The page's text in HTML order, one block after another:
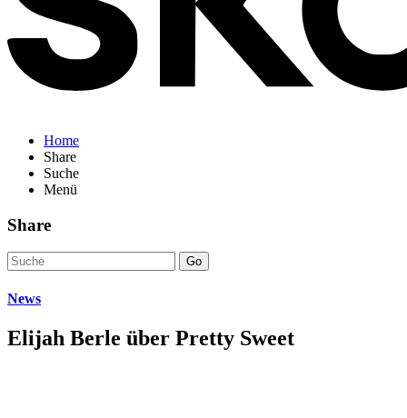
Home
Share
Suche
Menü
Share
Go
News
Elijah Berle über Pretty Sweet